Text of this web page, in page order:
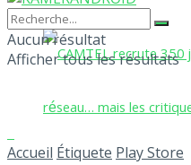
Aucun résultat
Afficher tous les résultats
Accueil Étiquete Play Store